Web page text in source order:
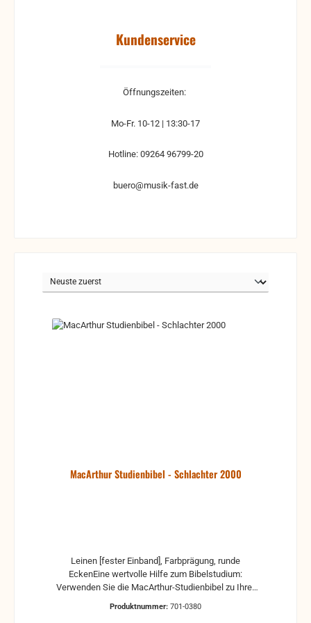
Kundenservice
Öffnungszeiten:
Mo-Fr. 10-12 | 13:30-17
Hotline: 09264 96799-20
buero@musik-fast.de
MacArthur Studienbibel - Schlachter 2000
Leinen [fester Einband], Farbprägung, runde
EckenEine wertvolle Hilfe zum Bibelstudium:
Verwenden Sie die MacArthur-Studienbibel zu Ihrer
Produktnummer: 701-0380